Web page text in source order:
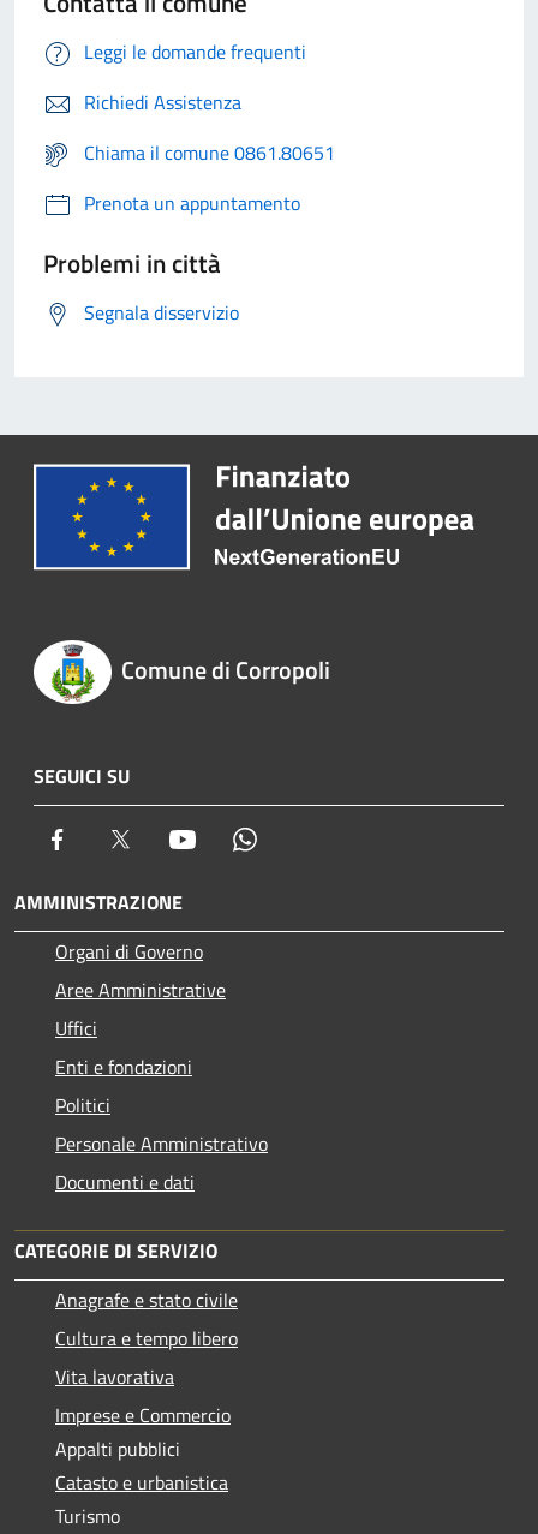
Leggi le domande frequenti
Richiedi Assistenza
Chiama il comune 0861.80651
Prenota un appuntamento
Problemi in città
Segnala disservizio
Comune di Corropoli
SEGUICI SU
Facebook Twitter Youtube
AMMINISTRAZIONE
Organi di Governo
Aree Amministrative
Uffici
Enti e fondazioni
Politici
Personale Amministrativo
Documenti e dati
CATEGORIE DI SERVIZIO
Anagrafe e stato civile
Cultura e tempo libero
Vita lavorativa
Imprese e Commercio
Appalti pubblici
Catasto e urbanistica
Turismo